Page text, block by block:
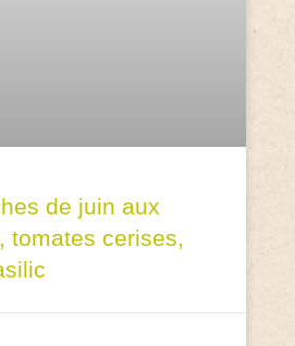
de juin aux
tomates cerises,